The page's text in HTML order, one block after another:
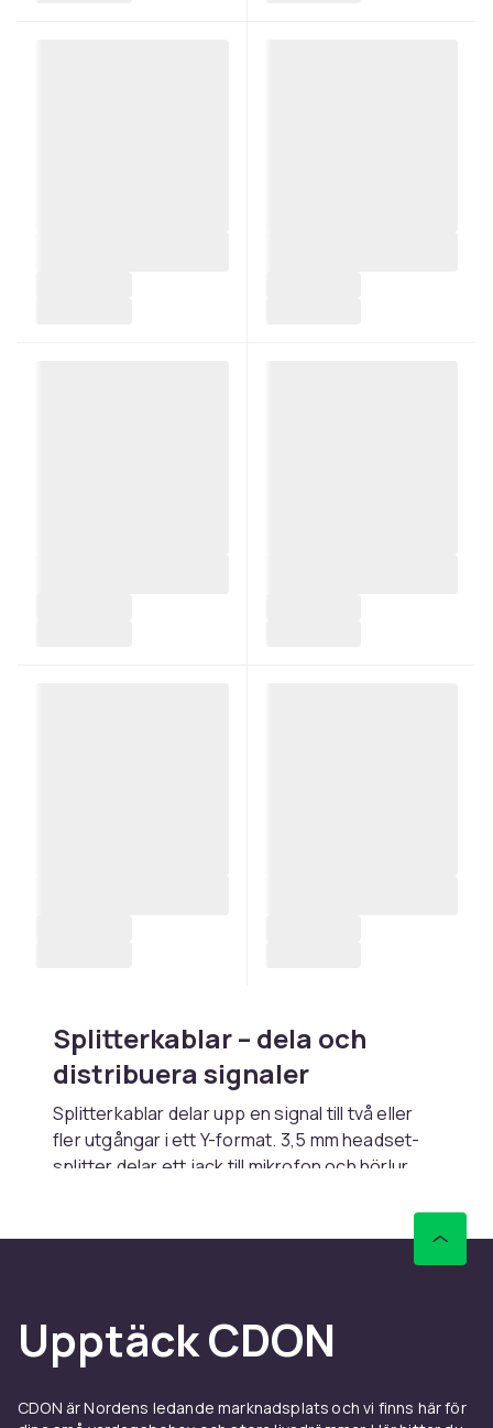
Splitterkablar – dela och
distribuera signaler
Splitterkablar delar upp en signal till två eller
fler utgångar i ett Y-format. 3,5 mm headset-
splitter delar ett jack till mikrofon och hörlur
stereosignal. HDMI-splittrar finns som Y-kablar
för enkel 1-till-2 distribution utan extra PSU.
Coaxiala splittrar för TV-antenninstallationer
Köp splitterkablar och elektronikkomponenter
hos CDON.
Köp Splitterkablar online hos
Upptäck CDON
CDON är Nordens ledande marknadsplats och vi finns här för